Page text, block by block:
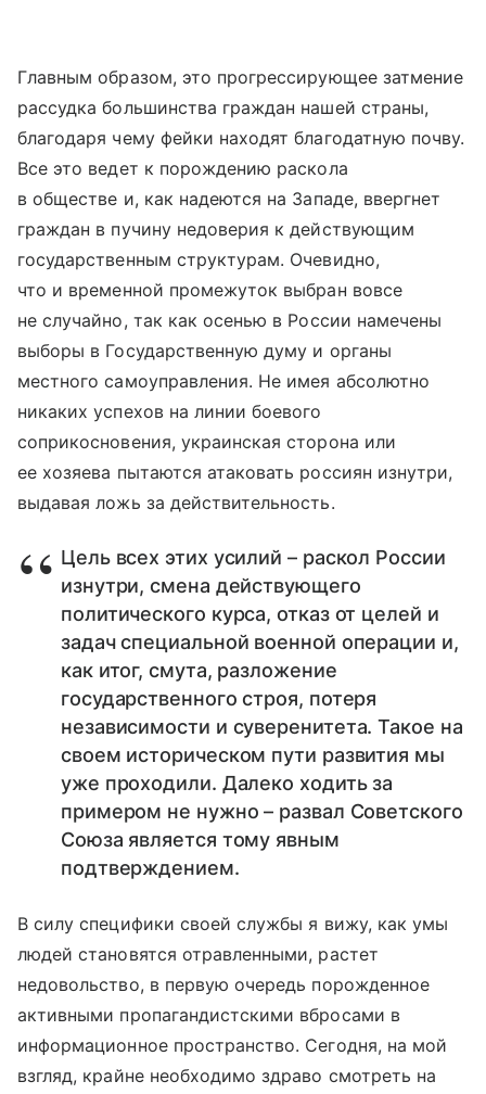
Главным образом, это прогрессирующее затмение
рассудка большинства граждан нашей страны,
благодаря чему фейки находят благодатную почву.
Все это ведет к порождению раскола
в обществе и, как надеются на Западе, ввергнет
граждан в пучину недоверия к действующим
государственным структурам. Очевидно,
что и временной промежуток выбран вовсе
не случайно, так как осенью в России намечены
выборы в Государственную думу и органы
местного самоуправления. Не имея абсолютно
никаких успехов на линии боевого
соприкосновения, украинская сторона или
ее хозяева пытаются атаковать россиян изнутри,
выдавая ложь за действительность.
Цель всех этих усилий – раскол России
изнутри, смена действующего
политического курса, отказ от целей и
задач специальной военной операции и,
как итог, смута, разложение
государственного строя, потеря
независимости и суверенитета. Такое на
своем историческом пути развития мы
уже проходили. Далеко ходить за
примером не нужно – развал Советского
Союза является тому явным
подтверждением.
В силу специфики своей службы я вижу, как умы
людей становятся отравленными, растет
недовольство, в первую очередь порожденное
активными пропагандистскими вбросами в
информационное пространство. Сегодня, на мой
взгляд, крайне необходимо здраво смотреть на